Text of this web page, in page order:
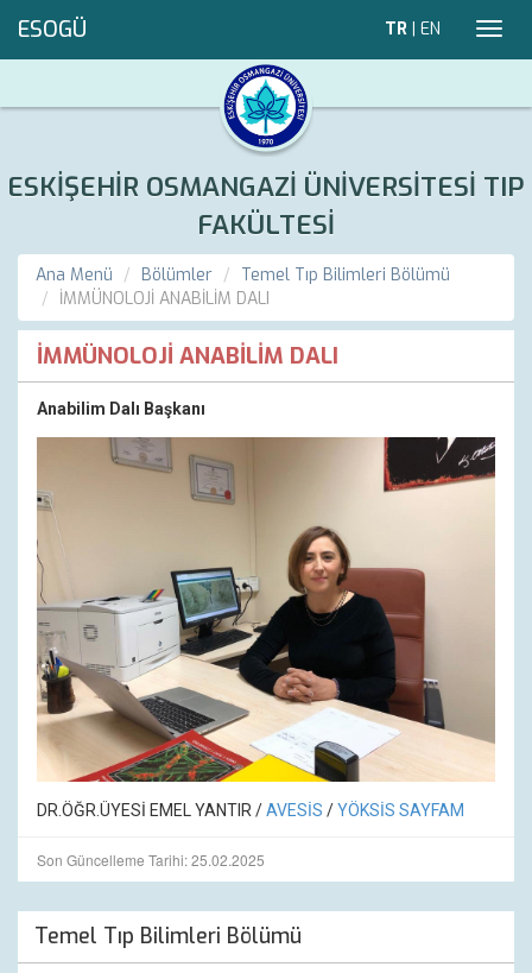
ESOGÜ TR | EN
ESKİŞEHİR OSMANGAZİ ÜNİVERSİTESİ TIP
FAKÜLTESİ
Ana Menü Bölümler
Temel Tıp Bilimleri Bölümü
İMMÜNOLOJİ ANABİLİM DALI
İMMÜNOLOJİ ANABİLİM DALI
Anabilim Dalı Başkanı
DR.ÖĞR.ÜYESİ EMEL YANTIR /AVESİS /YÖKSİS SAYFAM
Son Güncelleme Tarihi: 25.02.2025
Temel Tıp Bilimleri Bölümü